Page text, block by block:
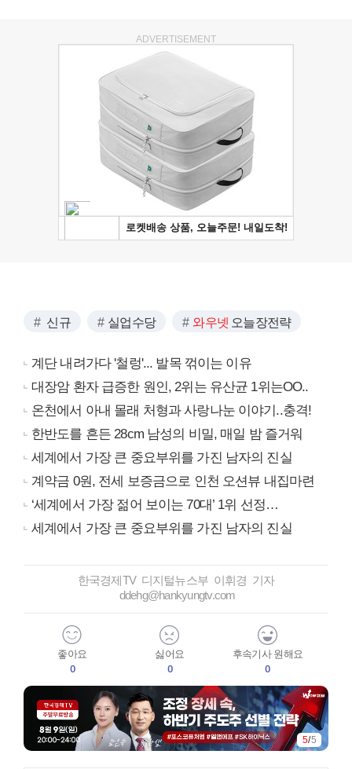
ADVERTISEMENT
신규 실업수당 와우넷 오늘장전략
계단 내려가다 '철렁'... 발목 꺾이는 이유
대장암 환자 급증한 원인, 2위는 유산균 1위는OO..
온천에서 아내 몰래 처형과 사랑나눈 이야기..충격!
한반도를 흔든 28cm 남성의 비밀, 매일 밤 즐거워
세계에서 가장 큰 중요부위를 가진 남자의 진실
계약금 0원, 전세 보증금으로 인천 오션뷰 내집마련
‘세계에서 가장 젊어 보이는 70대’ 1위 선정…
세계에서 가장 큰 중요부위를 가진 남자의 진실
한국경제TV 디지털뉴스부 이휘경 기자
ddehg@hankyungtv.com
좋아요
0
싫어요
0
후속기사 원해요
0
5/5